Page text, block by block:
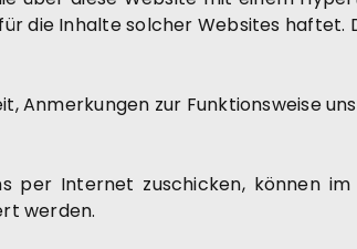
die Inhalte solcher Websites haftet.
Anmerkungen zur Funktionsweise
per Internet zuschicken, können
werden.